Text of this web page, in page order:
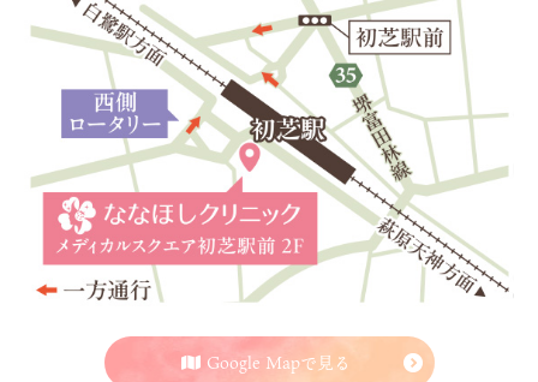
Google Mapで見る